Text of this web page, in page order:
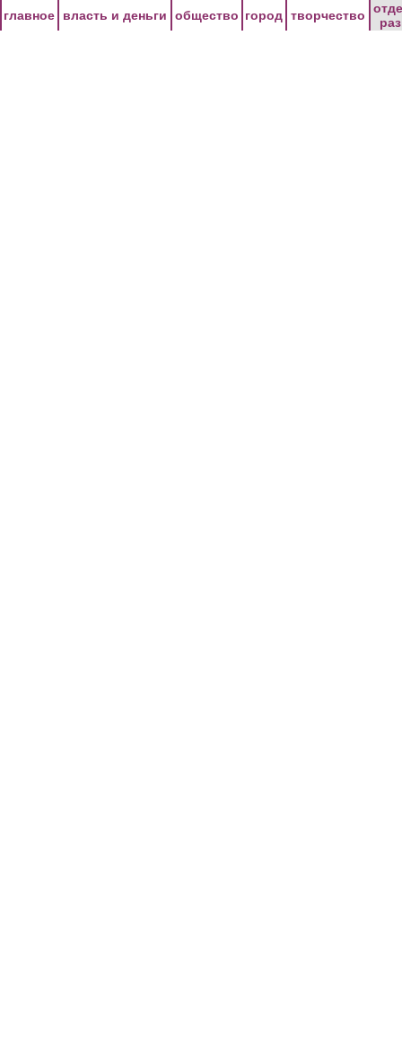
главное власть и деньги общество город творчество